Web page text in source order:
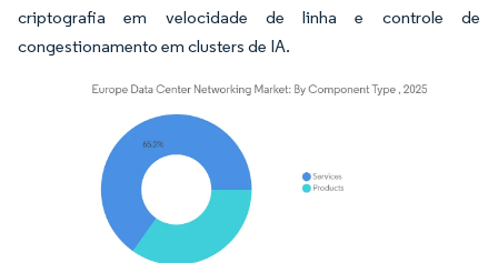
criptografia em velocidade de linha e controle de
congestionamento em clusters de IA.